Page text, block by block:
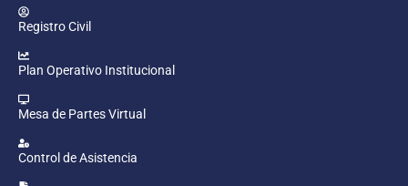
Registro Civil
Plan Operativo Institucional
Mesa de Partes Virtual
Control de Asistencia